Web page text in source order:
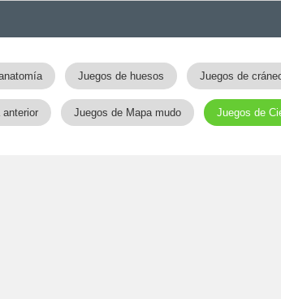
Juegos de huesos Juegos de
Juegos de Mapa mudo Juegos de